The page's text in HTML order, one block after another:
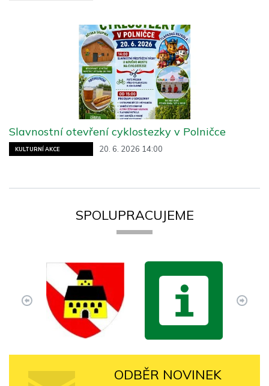
KULTURNÍ AKCE 20. 6. 2026 14:00
Slavnostní otevření cyklostezky v Polničce
SPOLUPRACUJEME
ODBĚR NOVINEK